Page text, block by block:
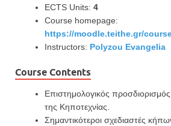
ECTS Units: 4
Course homepage:
https://moodle.teithe.gr/
Instructors: Polyzou Evangelia
Course Contents
Επιστημολογικός προσδιορισμός
της Κηποτεχνίας.
Σημαντικότεροι σχεδιαστές